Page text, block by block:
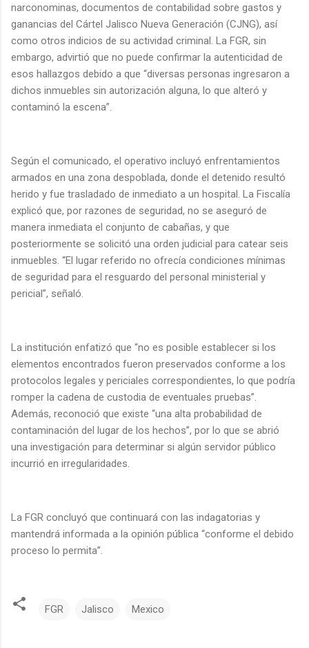
narconominas, documentos de contabilidad sobre gastos y
ganancias del Cártel Jalisco Nueva Generación (CJNG), así
como otros indicios de su actividad criminal. La FGR, sin
embargo, advirtió que no puede confirmar la autenticidad de
esos hallazgos debido a que “diversas personas ingresaron a
dichos inmuebles sin autorización alguna, lo que alteró y
contaminó la escena”.
Según el comunicado, el operativo incluyó enfrentamientos
armados en una zona despoblada, donde el detenido resultó
herido y fue trasladado de inmediato a un hospital. La Fiscalía
explicó que, por razones de seguridad, no se aseguró de
manera inmediata el conjunto de cabañas, y que
posteriormente se solicitó una orden judicial para catear seis
inmuebles. “El lugar referido no ofrecía condiciones mínimas
de seguridad para el resguardo del personal ministerial y
pericial”, señaló.
La institución enfatizó que “no es posible establecer si los
elementos encontrados fueron preservados conforme a los
protocolos legales y periciales correspondientes, lo que podría
romper la cadena de custodia de eventuales pruebas”.
Además, reconoció que existe “una alta probabilidad de
contaminación del lugar de los hechos”, por lo que se abrió
una investigación para determinar si algún servidor público
incurrió en irregularidades.
La FGR concluyó que continuará con las indagatorias y
mantendrá informada a la opinión pública “conforme el debido
proceso lo permita”.
FGR Jalisco Mexico